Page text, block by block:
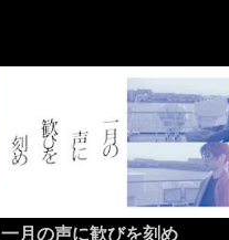
一月の声に歓びを刻め